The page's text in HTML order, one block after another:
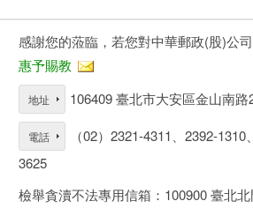
感謝您的蒞臨，若您對中華郵政(股)公
惠予賜教
地址 106409 臺北市大安區金山南路
電話
（02）2321-4311、2392-
3625
檢舉貪瀆不法專用信箱：100900 臺北